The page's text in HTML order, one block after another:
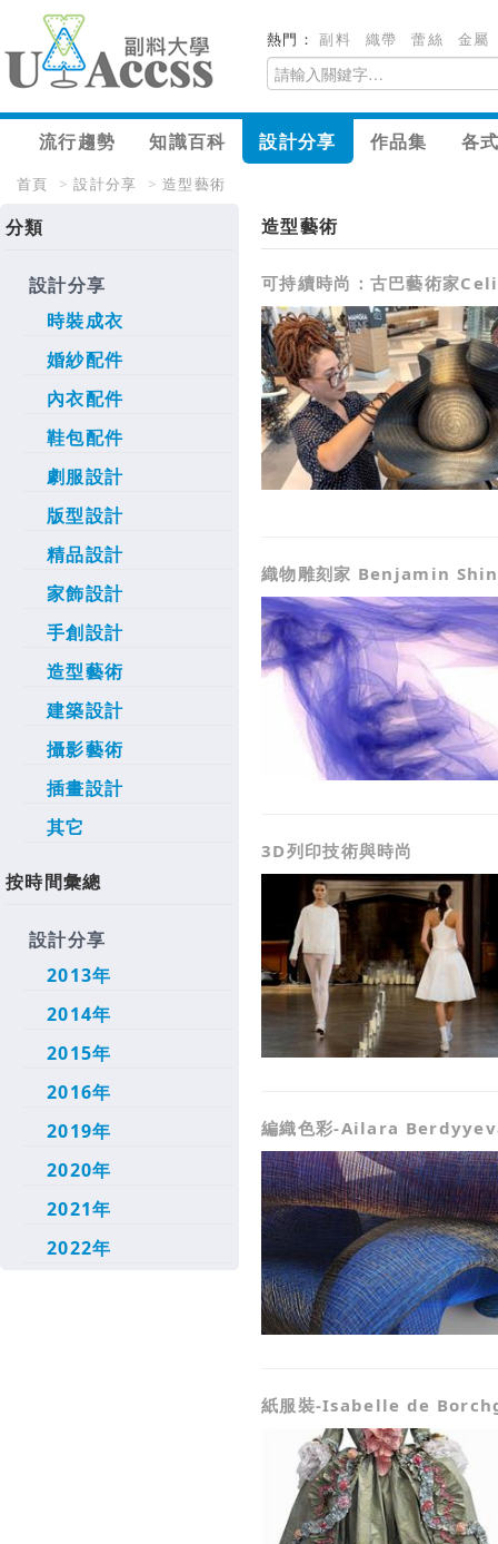
熱門：副料 織帶 蕾絲 金屬
流行趨勢 知識百科 設計分享 作品集 各
首頁 > 設計分享 > 造型藝術
分類
設計分享
時裝成衣
婚紗配件
內衣配件
鞋包配件
劇服設計
版型設計
精品設計
家飾設計
手創設計
造型藝術
建築設計
攝影藝術
插畫設計
其它
按時間彙總
設計分享
2013年
2014年
2015年
2016年
2019年
2020年
2021年
2022年
造型藝術
可持續時尚：古巴藝術家
織物雕刻家 Benjamin
3D列印技術與時尚
編織色彩-Ailara
紙服裝-Isabelle de